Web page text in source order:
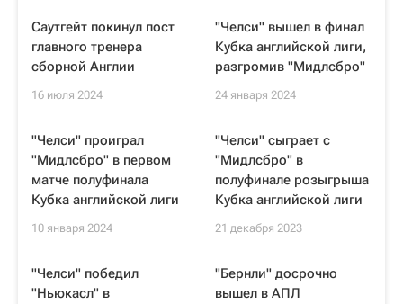
Саутгейт покинул пост
главного тренера
сборной Англии
16 июля 2024
"Челси" вышел в финал
Кубка английской лиги,
разгромив "Мидлсбро"
24 января 2024
"Челси" проиграл
"Мидлсбро" в первом
матче полуфинала
Кубка английской лиги
10 января 2024
"Челси" сыграет с
"Мидлсбро" в
полуфинале розыгрыша
Кубка английской лиги
21 декабря 2023
"Челси" победил
"Ньюкасл" в
"Бернли" досрочно
вышел в АПЛ